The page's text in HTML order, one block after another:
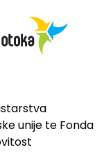
unije te Fonda